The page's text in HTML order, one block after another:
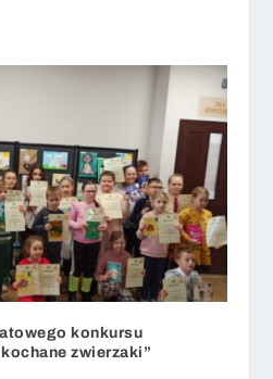
konkursu
zwierzaki”